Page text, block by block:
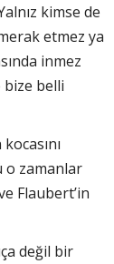
kimse de
etmez ya
inmez
belli
o zamanlar
Flaubert’in
değil bir